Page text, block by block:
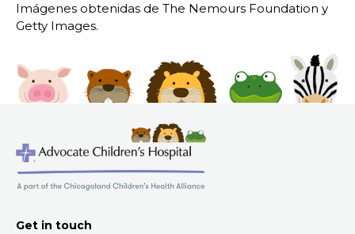
Imágenes obtenidas de The Nemours Foundation y
Getty Images.
Get in touch